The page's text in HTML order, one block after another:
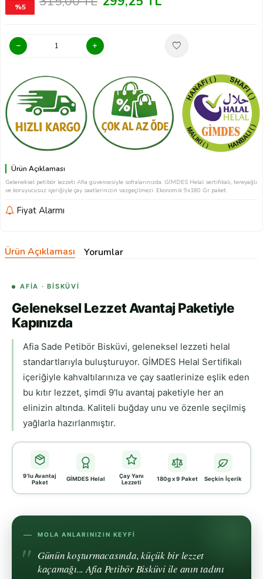
%5
Ürün Açıklaması
Geleneksel petibör lezzeti Afia güvencesiyle sofralarınızda. GİMDES Helal sertifikalı, tereyağlı
ve koruyucusuz içeriğiyle çay saatlerinizin vazgeçilmezi. Ekonomik 9x180 Gr paket.
Fiyat Alarmı
Ürün Açıklaması Yorumlar
AFIA · BISKÜVI
Geleneksel Lezzet Avantaj Paketiyle
Kapınızda
Afia Sade Petibör Bisküvi, geleneksel lezzeti helal
standartlarıyla buluşturuyor. GİMDES Helal Sertifikalı
içeriğiyle kahvaltılarınıza ve çay saatlerinize eşlik eden
bu kıtır lezzet, şimdi 9'lu avantaj paketiyle her an
elinizin altında. Kaliteli buğday unu ve özenle seçilmiş
yağlarla hazırlanmıştır.
9'lu Avantaj
Paket
GİMDES Helal
Çay Yanı
Lezzeti
180g x 9 Paket Seçkin İçerik
MOLA ANLARINIZIN KEYFI
Günün koşturmacasında, küçük bir lezzet
kaçamağı... Afia Petibör Bisküvi ile anın tadını